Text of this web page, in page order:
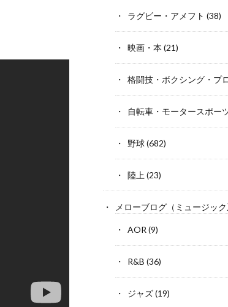
ラグビー・アメフト (38)
映画・本 (21)
格闘技・ボクシング・プ
自転車・モータースポー
野球(682)
陸上 (23)
メローブログ（ミュージック
AOR (9)
R&B (36)
ジャズ(19)